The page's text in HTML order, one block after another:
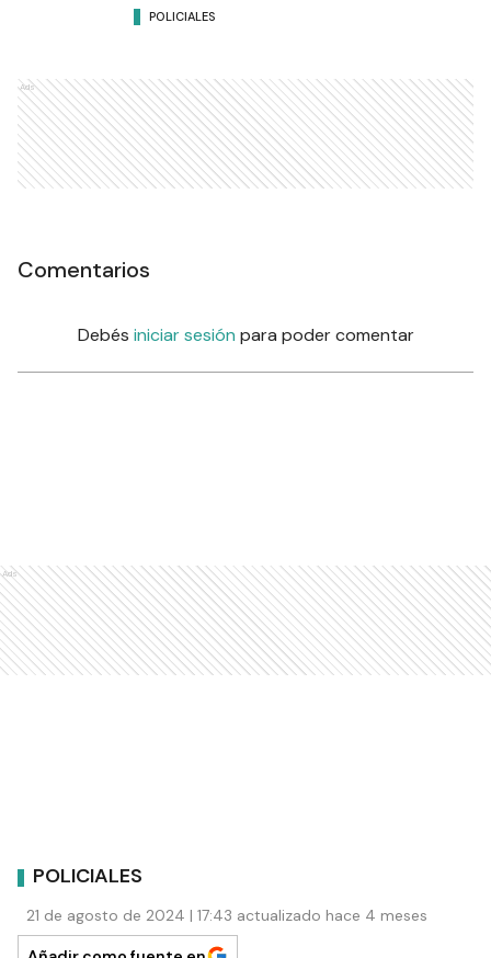
POLICIALES
Ads
Comentarios
Debés iniciar sesión para poder comentar
Ads
POLICIALES
21 de agosto de 2024 | 17:43 actualizado hace 4 meses